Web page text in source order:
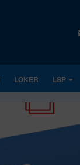
LOKER LSP